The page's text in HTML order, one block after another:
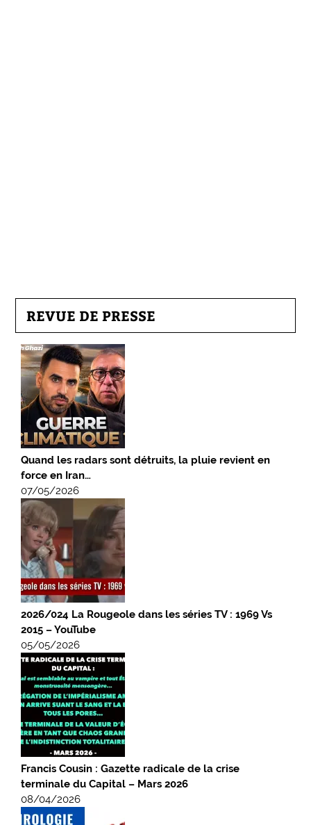
REVUE DE PRESSE
Quand les radars sont détruits, la pluie revient en
force en Iran…
07/05/2026
2026/024 La Rougeole dans les séries TV : 1969 Vs
2015 – YouTube
05/05/2026
Francis Cousin : Gazette radicale de la crise
terminale du Capital – Mars 2026
08/04/2026